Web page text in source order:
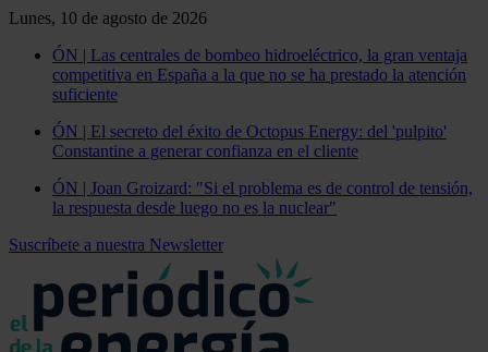
Lunes, 10 de agosto de 2026
ÓN | Las centrales de bombeo hidroeléctrico, la gran ventaja
competitiva en España a la que no se ha prestado la atención
suficiente
ÓN | El secreto del éxito de Octopus Energy: del 'pulpito'
Constantine a generar confianza en el cliente
ÓN | Joan Groizard: "Si el problema es de control de tensión,
la respuesta desde luego no es la nuclear"
Suscríbete a nuestra Newsletter